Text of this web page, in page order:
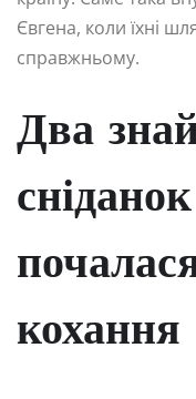
Євгена, коли їхні
справжньому.
Два
кохання